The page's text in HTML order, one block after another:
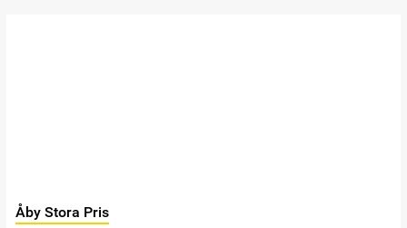
Åby Stora Pris